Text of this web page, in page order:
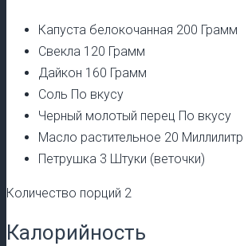
Капуста белокочанная 200 Грамм
Свекла 120 Грамм
Дайкон 160 Грамм
Соль По вкусу
Черный молотый перец По вкусу
Масло растительное 20
Петрушка 3 Штуки (веточки)
Количество порций 2
Калорийность